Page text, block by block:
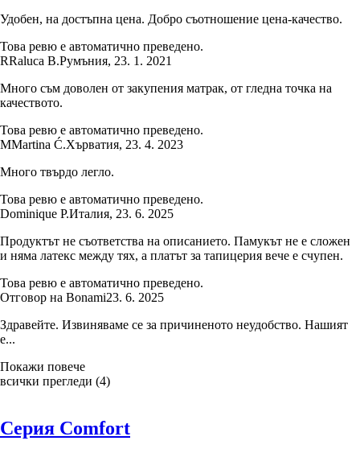
Удобен, на достъпна цена. Добро съотношение цена-качество.
Това ревю е автоматично преведено.
RRaluca B.Румъния, 23. 1. 2021
Много съм доволен от закупения матрак, от гледна точка на
качеството.
Това ревю е автоматично преведено.
MMartina Ć.Хърватия, 23. 4. 2023
Много твърдо легло.
Това ревю е автоматично преведено.
Dominique P.Италия, 23. 6. 2025
Продуктът не съответства на описанието. Памукът не е сложен
и няма латекс между тях, а платът за тапицерия вече е счупен.
Това ревю е автоматично преведено.
Отговор на Bonami23. 6. 2025
Здравейте. Извиняваме се за причиненото неудобство. Нашият
е...
Покажи повече
всички прегледи (4)
Серия Comfort